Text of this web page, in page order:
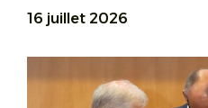
16 juillet 2026